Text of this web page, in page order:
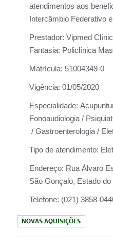
atendimentos aos
Intercâmbio Federativo
Prestador: Vipmed
Fantasia: Policlínica
Matrícula: 51004349-0
Vigência: 01/05/2020
Especialidade:
Fonoaudiologia /
/ Gastroenterologia /
Tipo de atendimento:
Endereço: Rua Àlvaro
São Gonçalo, Estado
Telefone: (021) 3858-
NOVAS AQUISIÇÕES